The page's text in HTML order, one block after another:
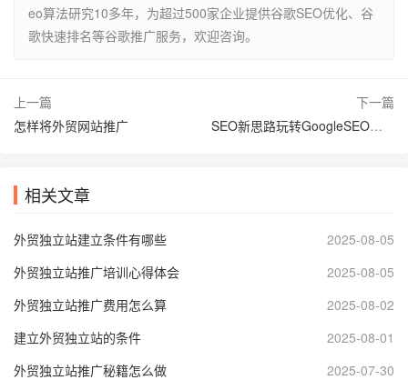
eo算法研究10多年，为超过500家企业提供谷歌SEO优化、谷
歌快速排名等谷歌推广服务，欢迎咨询。
上一篇
怎样将外贸网站推广
下一篇
SEO新思路玩转GoogleSEO优化提升网站流量
相关文章
外贸独立站建立条件有哪些
2025-08-05
外贸独立站推广培训心得体会
2025-08-05
外贸独立站推广费用怎么算
2025-08-02
建立外贸独立站的条件
2025-08-01
外贸独立站推广秘籍怎么做
2025-07-30